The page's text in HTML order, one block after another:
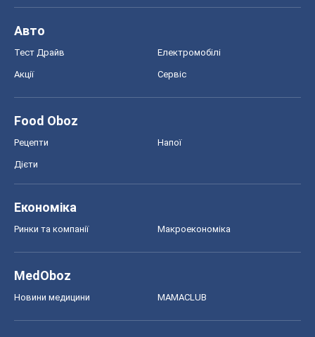
Авто
Тест Драйв Електромобілі
Акції Сервіс
Food Oboz
Рецепти Напої
Дієти
Економіка
Ринки та компанії Макроекономіка
MedOboz
Новини медицини MAMACLUB